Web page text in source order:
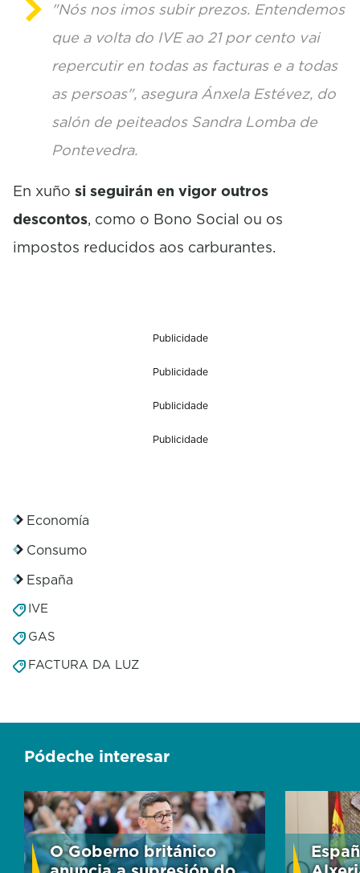
"Nós nos imos subir prezos. Entendemos
que a volta do IVE ao 21 por cento vai
repercutir en todas as facturas e a todas
as persoas", asegura Ánxela Estévez, do
salón de peiteados Sandra Lomba de
Pontevedra.
En xuño si seguirán en vigor outros
descontos, como o Bono Social ou os
impostos reducidos aos carburantes.
Publicidade
Publicidade
Publicidade
Publicidade
Economía
Consumo
España
IVE
GAS
FACTURA DA LUZ
Pódeche interesar
O Goberno británico